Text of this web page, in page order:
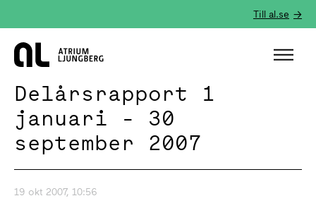
Till al.se
Hem
Delårsrapport 1
januari - 30
september 2007
19 okt 2007, 10:56